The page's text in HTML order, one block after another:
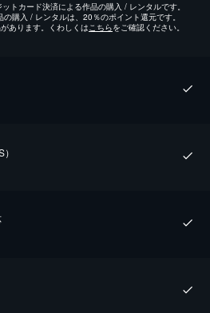
トカード決済による作品の購入 / レンタルです。
購入 / レンタルは、20％のポイント還元です。
あります。くわしくはこちらをご確認ください。